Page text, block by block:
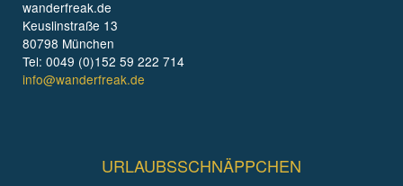
wanderfreak.de
Keuslinstraße 13
80798 München
Tel: 0049 (0)152 59 222 714
info@wanderfreak.de
URLAUBSSCHNÄPPCHEN